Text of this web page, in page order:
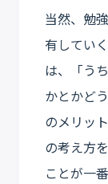
当然、勉
有してい
は、「う
かとかど
のメリッ
の考え方
ことが一